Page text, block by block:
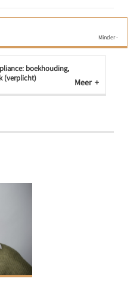
boekhouding,
(verplicht)
Meer